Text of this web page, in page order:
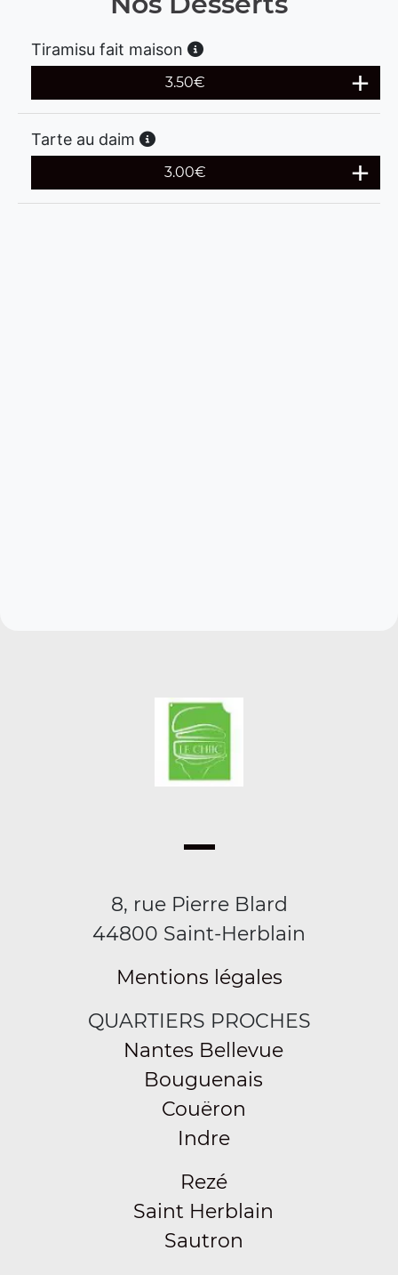
Tiramisu fait maison
3.50€
Tarte au daim
3.00€
8, rue Pierre Blard
44800 Saint-Herblain
Mentions légales
QUARTIERS PROCHES
Nantes Bellevue
Bouguenais
Couëron
Indre
Rezé
Saint Herblain
Sautron